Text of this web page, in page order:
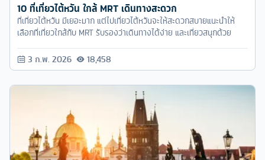
10 ที่เที่ยวไต้หวัน ใกล้ MRT เดินทางสะดวก
ที่เที่ยวไต้หวัน มีเยอะมาก แต่ไปเที่ยวไต้หวันจะให้สะดวกสบายแนะนำให้
เลือกที่เที่ยวใกล้กับ MRT รับรองว่าเดินทางได้ง่าย และเที่ยวสนุกด้วย
3 ก.พ. 2026 18,458